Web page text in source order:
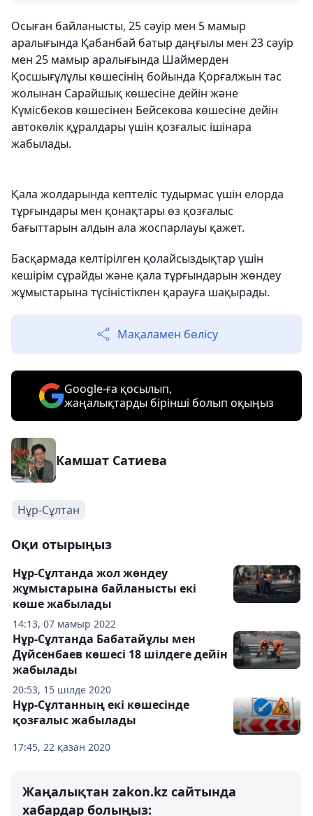
Осыған байланысты, 25 сәуір мен 5 мамыр
аралығында Қабанбай батыр даңғылы мен 23 сәуір
мен 25 мамыр аралығында Шаймерден
Қосшығұлұлы көшесінің бойында Қорғалжын тас
жолынан Сарайшық көшесіне дейін және
Күмісбеков көшесінен Бейсекова көшесіне дейін
автокөлік құралдары үшін қозғалыс ішінара
жабылады.
Қала жолдарында кептеліс тудырмас үшін елорда
тұрғындары мен қонақтары өз қозғалыс
бағыттарын алдын ала жоспарлауы қажет.
Басқармада келтірілген қолайсыздықтар үшін
кешірім сұрайды және қала тұрғындарын жөндеу
жұмыстарына түсіністікпен қарауға шақырады.
Мақаламен бөлісу
Google-ға қосылып,
жаңалықтарды бірінші болып оқыңыз
Камшат Сатиева
Нұр-Сұлтан
Оқи отырыңыз
14:13, 07 мамыр 2022
Нұр-Сұлтанда жол жөндеу
жұмыстарына байланысты екі
көше жабылады
20:53, 15 шілде 2020
Нұр-Сұлтанда Бабатайұлы мен
Дүйсенбаев көшесі 18 шілдеге дейін
жабылады
17:45, 22 қазан 2020
Нұр-Сұлтанның екі көшесінде
қозғалыс жабылады
Жаңалықтан zakon.kz сайтында
хабардар болыңыз: